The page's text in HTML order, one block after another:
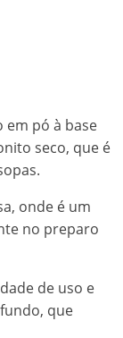
em pó à base
seco, que é
onde é um
no preparo
de uso e
que